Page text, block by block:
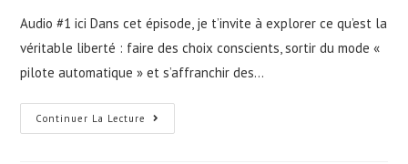
Audio #1 ici Dans cet épisode, je t’invite à explorer ce qu’est la
véritable liberté : faire des choix conscients, sortir du mode «
pilote automatique » et s’affranchir des…
Continuer La Lecture